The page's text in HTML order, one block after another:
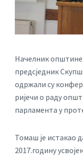
Начелник
предсједник
одржали су
ријечи о раду
парламента у
Томаш је истакао
2017.годину